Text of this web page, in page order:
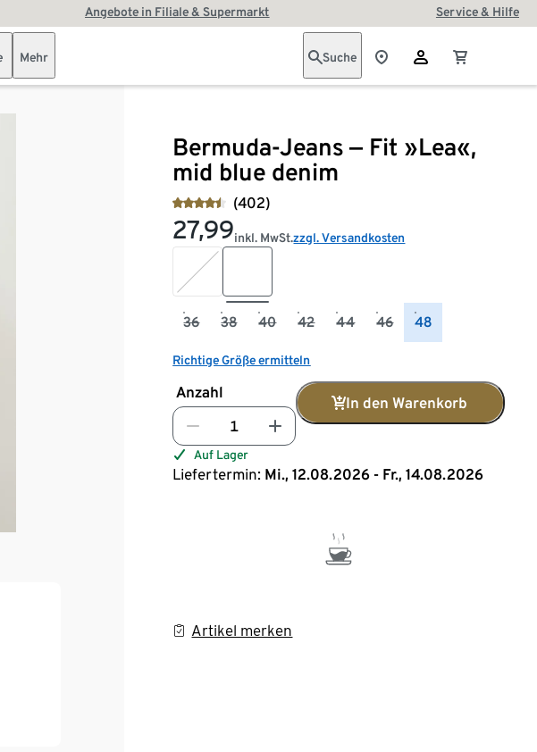
Angebote in Filiale & Supermarkt Service & Hilfe
Mehr Suche
Bermuda-Jeans ‒ Fit »Lea«,
mid blue denim
(402)
27,99inkl. MwSt.zzgl. Versandkosten
36 38 40 42 44 46 48
Richtige Größe ermitteln
Anzahl
In den Warenkorb
Auf Lager
Liefertermin: Mi., 12.08.2026 - Fr., 14.08.2026
Artikel merken